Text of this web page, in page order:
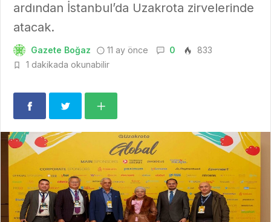
ardından İstanbul’da Uzakrota zirvelerinde
atacak.
Gazete Boğaz 11 ay önce 0
833
1 dakikada okunabilir